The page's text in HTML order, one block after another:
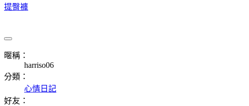
提臀褲
暱稱：
harriso06
分類：
心情日記
好友：